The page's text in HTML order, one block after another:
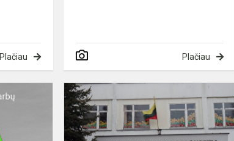
Plačiau Plačiau
Virtuali
paroda
instaliacija